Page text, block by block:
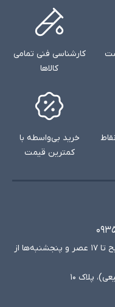
کارشناسی فنی تمامی
کالاها
خرید بی‌واسطه با
کمترین قیمت
شنبه تا چهارشنبه از ساعت ۸:۳۰ صبح تا ۱۷ عصر و پنجشنبه‌ها از
پلاک ۱۰